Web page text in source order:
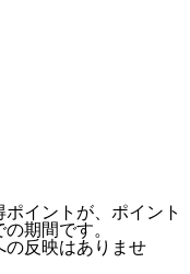
イントが、ポイント
期間です。
の反映はありませ